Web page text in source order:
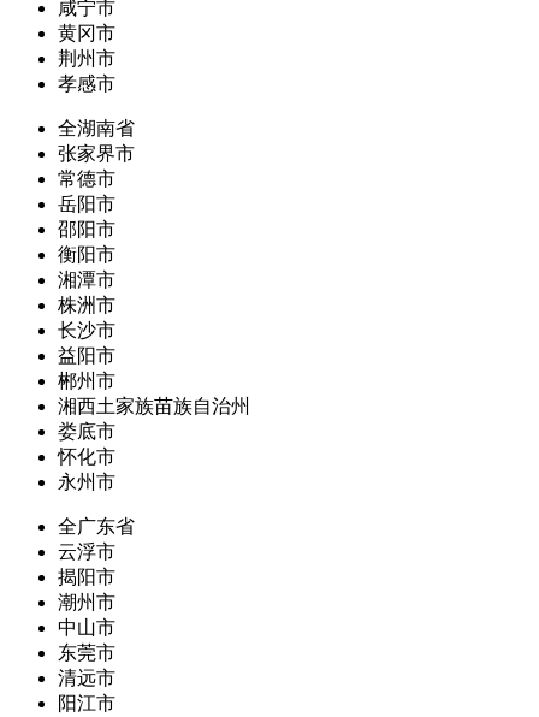
咸宁市
黄冈市
荆州市
孝感市
全湖南省
张家界市
常德市
岳阳市
邵阳市
衡阳市
湘潭市
株洲市
长沙市
益阳市
郴州市
湘西土家族苗族自治州
娄底市
怀化市
永州市
全广东省
云浮市
揭阳市
潮州市
中山市
东莞市
清远市
阳江市